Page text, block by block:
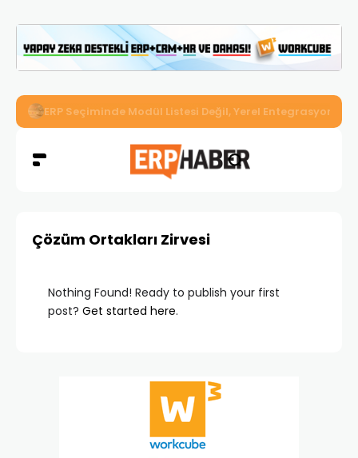
İkizler Aydınlatma, Workcube ERP ile Üretim, Satış ve
Çözüm Ortakları Zirvesi
Nothing Found! Ready to publish your first
post? Get started here.